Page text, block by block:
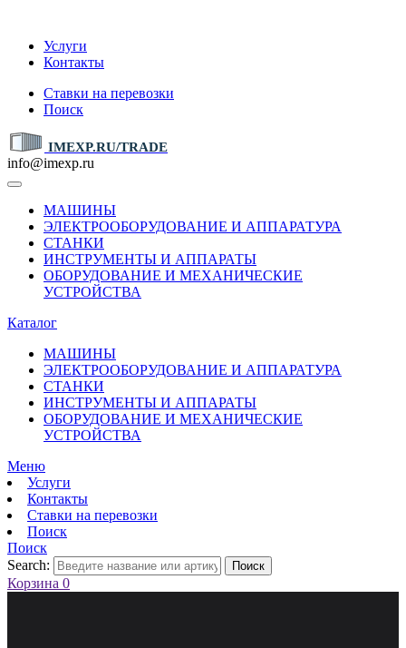
Услуги
Контакты
Ставки на перевозки
Поиск
IMEXP.RU/TRADE
info@imexp.ru
МАШИНЫ
ЭЛЕКТРООБОРУДОВАНИЕ И АППАРАТУРА
СТАНКИ
ИНСТРУМЕНТЫ И АППАРАТЫ
ОБОРУДОВАНИЕ И МЕХАНИЧЕСКИЕ
УСТРОЙСТВА
Каталог
МАШИНЫ
ЭЛЕКТРООБОРУДОВАНИЕ И АППАРАТУРА
СТАНКИ
ИНСТРУМЕНТЫ И АППАРАТЫ
ОБОРУДОВАНИЕ И МЕХАНИЧЕСКИЕ
УСТРОЙСТВА
Меню
Услуги
Контакты
Ставки на перевозки
Поиск
Поиск
Search:
Поиск
Корзина 0